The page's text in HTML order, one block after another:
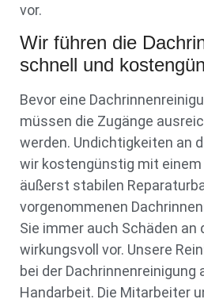
vor.
Wir führen die
schnell und
Bevor eine
müssen die Zugänge
werden. Undichtigkeiten an
wir kostengünstig mit einem
äußerst stabilen
vorgenommenen
Sie immer auch Schäden an
wirkungsvoll vor. Unsere
bei der Dachrinnenreinigung
Handarbeit. Die Mitarbeiter